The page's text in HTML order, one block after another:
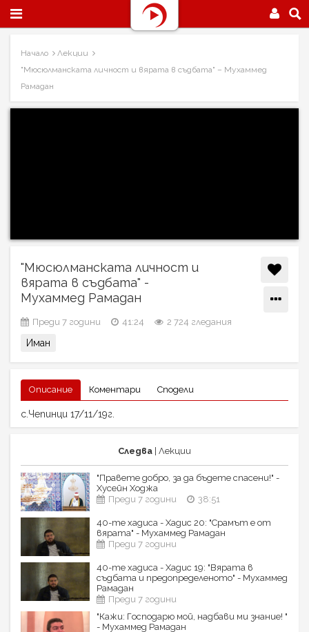
Начало
Лекции
"Мюсюлманската личност и вярата в съдбата" – Мухаммед
Рамадан
"Мюсюлманската личност и
вярата в съдбата" -
Мухаммед Рамадан
Преди 7 години 41:24 2 724 гледания
Иман
Описание Коментари Сподели
с.Чепинци 17/11/19г.
Следва | Лекции
"Правете добро, за да бъдете спасени!" -
Хусейн Ходжа
Преди 7 години
38:51
40-те хадиса - Хадис 20: "Срамът е от
вярата" - Мухаммед Рамадан
Преди 7 години
40-те хадиса - Хадис 19: "Вярата в
съдбата и предопределеното" - Мухаммед
Рамадан
Преди 7 години
"Кажи: Господарю мой, надбави ми знание! "
- Мухаммед Рамадан